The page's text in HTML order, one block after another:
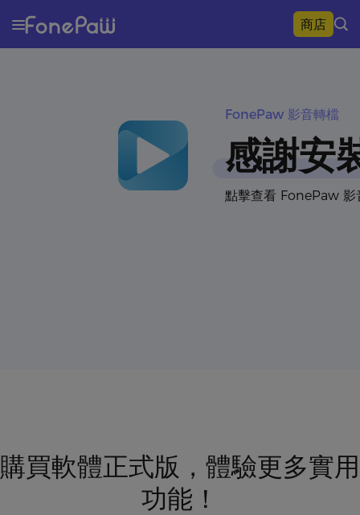
商店
FonePaw 影音轉檔
感謝安
點擊查看 FonePaw 影
購買軟體正式版，體驗更多實用
功能！